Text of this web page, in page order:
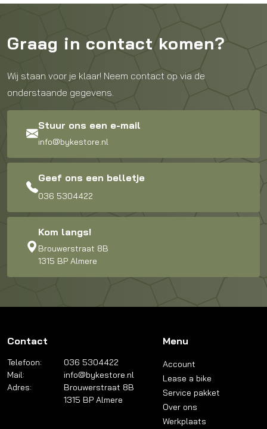
Graag in contact komen?
Wij staan voor je klaar! Neem contact op via de
onderstaande gegevens.
Stuur ons een e-mail
info@bykestore.nl
Geef ons een belletje
036 5304422
Kom langs!
Brouwerstraat 8B
1315 BP Almere
Contact
Telefoon:
036 5304422
Mail:
info@bykestore.nl
Adres:
Brouwerstraat 8B
1315 BP Almere
Menu
Account
Lease a bike
Service pakket
Over ons
Werkplaats